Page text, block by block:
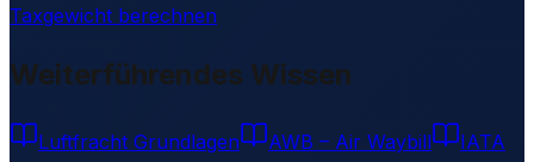
Taxgewicht berechnen
Weiterführendes Wissen
Luftfracht Grundlagen AWB – Air Waybill IATA